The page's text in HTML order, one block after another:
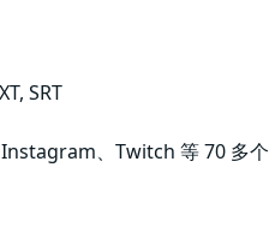
SRT
、Twitch 等 70 多个